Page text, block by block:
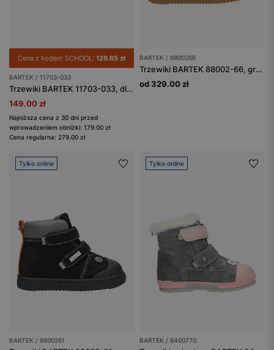
Cena z kodem SCHOOL: 126.65 zł
BARTEK / 11703-033
Trzewiki BARTEK 11703-033, dla dziewcząt, fioletowy
149.00 zł
Najniższa cena z 30 dni przed
wprowadzeniem obniżki: 179.00 zł
Cena regularna: 279.00 zł
BARTEK / 8800266
Trzewiki BARTEK 88002-66, granat + czarny
od 329.00 zł
Tylko online
BARTEK / 8800261
Tylko online
BARTEK / 8400770